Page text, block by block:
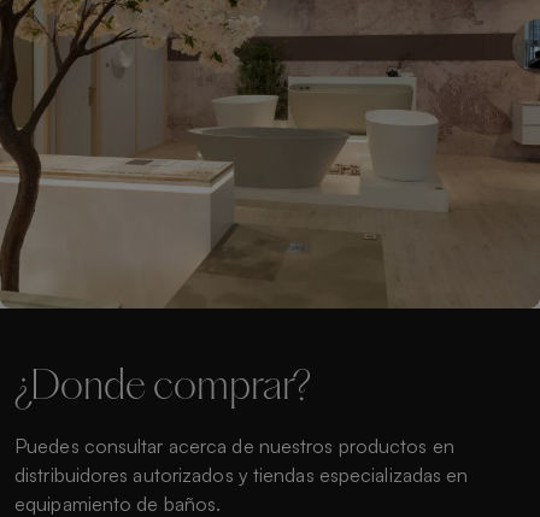
¿Donde comprar?
Puedes consultar acerca de nuestros productos en
distribuidores autorizados y tiendas especializadas en
equipamiento de baños.